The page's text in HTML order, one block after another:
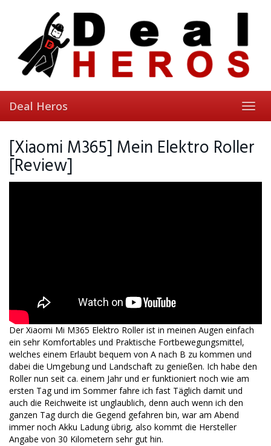
Deal Heros
[Xiaomi M365] Mein Elektro Roller
[Review]
Der Xiaomi Mi M365 Elektro Roller ist in meinen Augen einfach
ein sehr Komfortables und Praktische Fortbewegungsmittel,
welches einem Erlaubt bequem von A nach B zu kommen und
dabei die Umgebung und Landschaft zu genießen. Ich habe den
Roller nun seit ca. einem Jahr und er funktioniert noch wie am
ersten Tag und im Sommer fahre ich fast Täglich damit und
auch die Reichweite ist unglaublich, denn auch wenn ich den
ganzen Tag durch die Gegend gefahren bin, war am Abend
immer noch Akku Ladung übrig, also kommt die Hersteller
Angabe von 30 Kilometern sehr gut hin.